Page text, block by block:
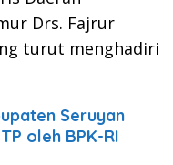
Drs. Fajrur
turut menghadiri
Seruyan
oleh BPK-RI